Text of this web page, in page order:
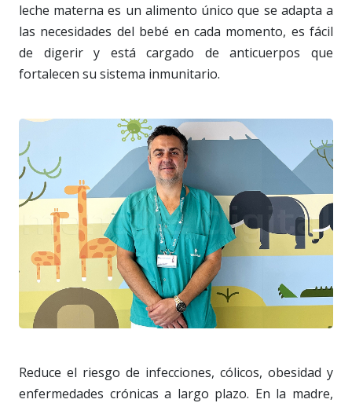
leche materna es un alimento único que se adapta a
las necesidades del bebé en cada momento, es fácil
de digerir y está cargado de anticuerpos que
fortalecen su sistema inmunitario.
Reduce el riesgo de infecciones, cólicos, obesidad y
enfermedades crónicas a largo plazo. En la madre,